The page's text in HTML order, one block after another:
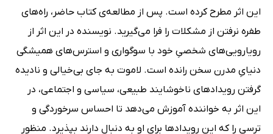
این اثر مطرح کرده است. پس از مطالعه‌ی کتاب حاضر، راه‌های
طفره‌ نرفتن از مشکلات را فرا می‌گیرید. نویسنده‌ در این اثر از
رویارویی‌های شخصیِ خود با سوگواری و استرس‌های همیشگی
دنیایِ مدرن سخن رانده است. لاموت به جای بی‌خیالی و نادیده
گرفتن رویدادهای ناخوشایند طبیعی، سیاسی و اجتماعی، در
این اثر به خواننده آموزش می‌دهد تا احساس سرخوردگی و
ترسی را که این رویدادها برای او به دنبال دارند بپذیرد. منظور